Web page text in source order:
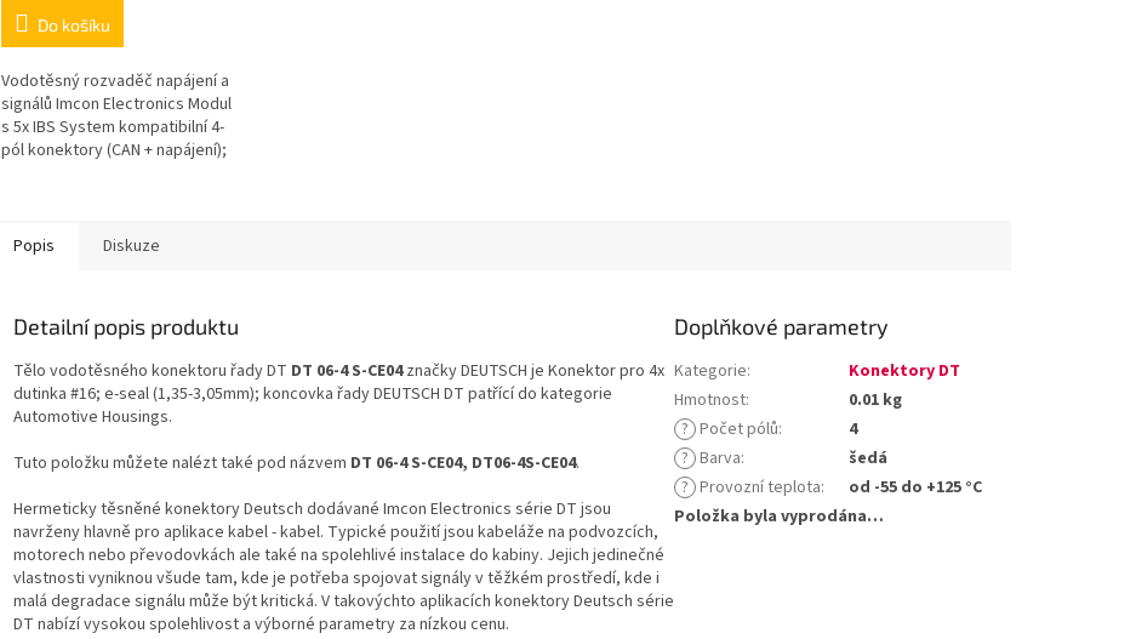
Do košíku
Vodotěsný rozvaděč napájení a
signálů Imcon Electronics Modul
s 5x IBS System kompatibilní 4-
pól konektory (CAN + napájení);
Popis Diskuze
Detailní popis produktu
Tělo vodotěsného konektoru řady DT DT 06-4 S-CE04značky DEUTSCH je Konektor pro 4x
dutinka #16; e-seal (1,35-3,05mm); koncovka řady DEUTSCH DT patřící do kategorie
Automotive Housings.
Tuto položku můžete nalézt také pod názvem DT 06-4 S-CE04, DT06-4S-CE04.
Hermeticky těsněné konektory Deutsch dodávané Imcon Electronics série DT jsou
navrženy hlavně pro aplikace kabel - kabel. Typické použití jsou kabeláže na podvozcích,
motorech nebo převodovkách ale také na spolehlivé instalace do kabiny. Jejich jedinečné
vlastnosti vyniknou všude tam, kde je potřeba spojovat signály v těžkém prostředí, kde i
malá degradace signálu může být kritická. V takovýchto aplikacích konektory Deutsch série
DT nabízí vysokou spolehlivost a výborné parametry za nízkou cenu.
Doplňkové parametry
Kategorie:
Konektory DT
Hmotnost:
0.01 kg
? Počet pólů:
4
? Barva:
šedá
? Provozní teplota:
od -55 do +125 °C
Položka byla vyprodána…